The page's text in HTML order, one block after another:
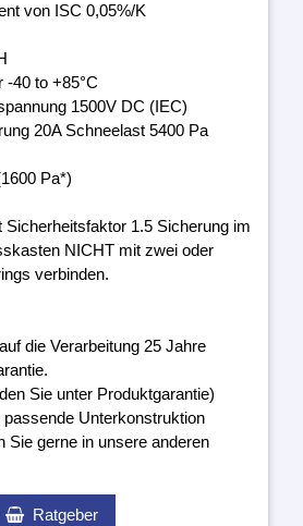
von ISC 0,05%/K
-40 to +85°C
1500V DC (IEC)
20A Schneelast 5400 Pa
Pa*)
1.5 Sicherung im
NICHT mit zwei oder
verbinden.
die Verarbeitung 25 Jahre
Sie unter Produktgarantie)
Unterkonstruktion
Sie gerne in unsere anderen
Ratgeber